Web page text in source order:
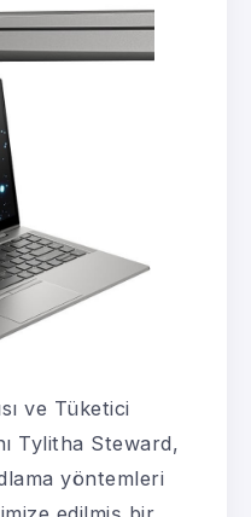
ve Tüketici
Tylitha Steward,
yöntemleri